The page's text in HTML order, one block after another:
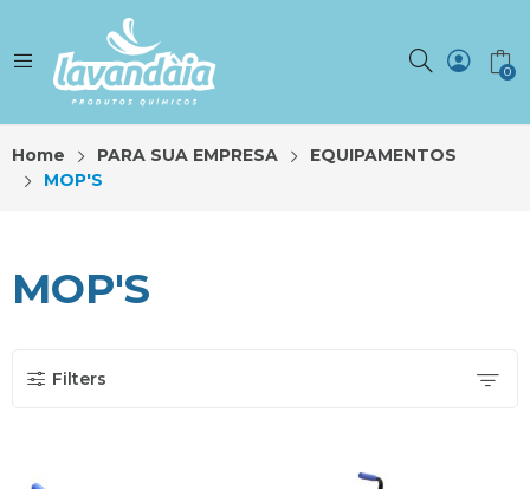
0
Home PARA SUA EMPRESA
EQUIPAMENTOS
MOP'S
MOP'S
Filters